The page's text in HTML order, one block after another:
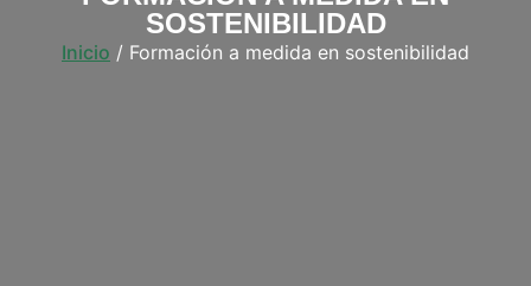
SOSTENIBILIDAD
Inicio / Formación a medida en sostenibilidad